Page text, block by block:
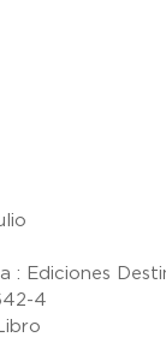
: Ediciones
4